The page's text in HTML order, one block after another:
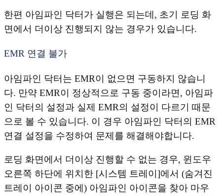
한편 아임파인 닥터가 실행은 되는데, 초기 로딩 화
면에서 더이상 진행되지 않는 경우가 있습니다.
EMR 연결 불가
아임파인 닥터는 EMR이 없으면 구동하지 않습니
다. 만약 EMR이 정상적으로 구동 중이라면, 아임파
인 닥터의 설정과 실제 EMR의 설정이 다르기 때문
으로 볼 수 있습니다. 이 경우 아임파인 닥터의 EMR
연결 설정을 수정하여 문제를 해결해야합니다.
로딩 화면에서 더이상 진행할 수 없는 경우, 윈도우
오른쪽 하단에 위치한 [시스템 트레이]에서 (숨겨진
트레이 아이콘 중에) 아임파인 아이콘을 찾아 마우